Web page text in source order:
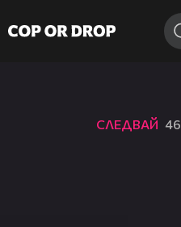
СЛЕДВАЙ 46